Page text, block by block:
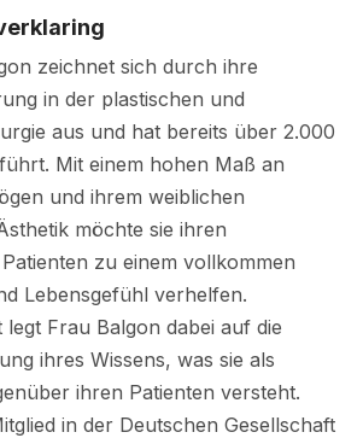
zeichnet sich durch ihre
in der plastischen und
aus und hat bereits über 2.000
Mit einem hohen Maß an
und ihrem weiblichen
möchte sie ihren
zu einem vollkommen
Lebensgefühl verhelfen.
legt Frau Balgon dabei auf die
ihres Wissens, was sie als
ihren Patienten versteht.
in der Deutschen Gesellschaft